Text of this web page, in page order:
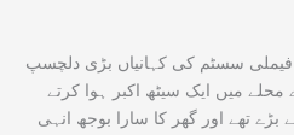
فیملی سسٹم کی کہانیاں بڑی دلچسپ
میں ایک سیٹھ اکبر ہوا کرتے
تھے اور گھر کا سارا بوجھ انہی